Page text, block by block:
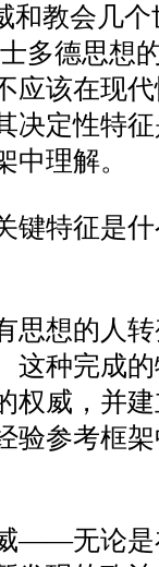
和教会几
多德思想
应该在现
决定性特
中理解。
键特征是
思想的人
这种完成
权威，并
验参考框
——无论